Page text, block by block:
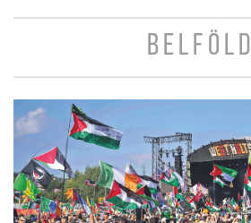
BELFÖLD